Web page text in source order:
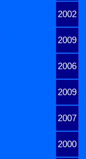
2002
2009
2006
2009
2007
2000